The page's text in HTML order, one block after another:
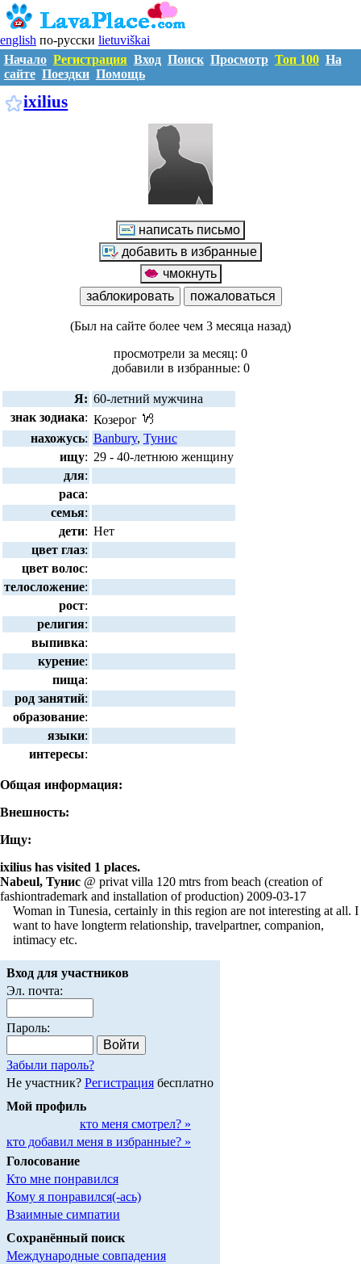
english по-русски lietuviškai
Начало Регистрация Вход Поиск Просмотр Топ 100 На
сайте Поездки Помощь
ixilius
(Был на сайте более чем 3 месяца назад)
просмотрели за месяц: 0
добавили в избранные: 0
Я: 60-летний мужчина
знак зодиака: Козерог
нахожусь: Banbury, Тунис
ищу: 29 - 40-летнюю женщину
для:
раса:
семья:
дети: Нет
цвет глаз:
цвет волос:
телосложение:
рост:
религия:
выпивка:
курение:
пища:
род занятий:
образование:
языки:
интересы:
Общая информация:
Внешность:
Ищу:
ixilius has visited 1 places.
Nabeul, Тунис @ privat villa 120 mtrs from beach (creation of
fashiontrademark and installation of production) 2009-03-17
Woman in Tunesia, certainly in this region are not interesting at all. I
want to have longterm relationship, travelpartner, companion,
intimacy etc.
Вход для участников
Эл. почта:
Пароль:
Забыли пароль?
Не участник? Регистрациябесплатно
Мой профиль
кто меня смотрел? »
кто добавил меня в избранные? »
Голосование
Кто мне понравился
Кому я понравился(-ась)
Взаимные симпатии
Сохранённый поиск
Международные совпадения